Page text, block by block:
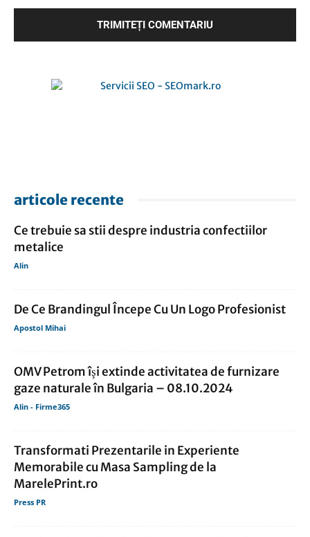
articole recente
Ce trebuie sa stii despre industria confectiilor
metalice
Alin
De Ce Brandingul Începe Cu Un Logo Profesionist
Apostol Mihai
OMV Petrom îşi extinde activitatea de furnizare
gaze naturale în Bulgaria – 08.10.2024
Alin - Firme365
Transformati Prezentarile in Experiente
Memorabile cu Masa Sampling de la
MarelePrint.ro
Press PR